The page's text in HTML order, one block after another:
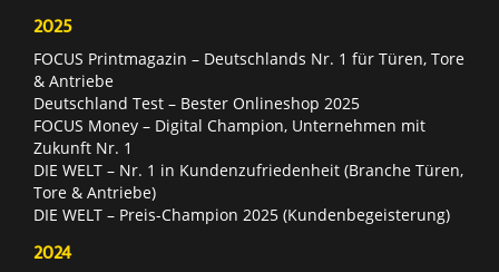
2025
FOCUS Printmagazin – Deutschlands Nr. 1 für Türen, Tore
& Antriebe
Deutschland Test – Bester Onlineshop 2025
FOCUS Money – Digital Champion, Unternehmen mit
Zukunft Nr. 1
DIE WELT – Nr. 1 in Kundenzufriedenheit (Branche Türen,
Tore & Antriebe)
DIE WELT – Preis-Champion 2025 (Kundenbegeisterung)
2024